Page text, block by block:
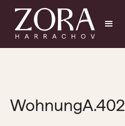
WohnungA.402